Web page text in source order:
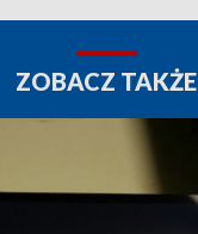
ZOBACZ TAKŻE